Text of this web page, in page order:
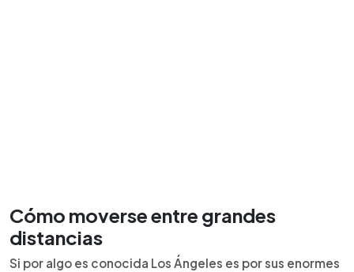
Cómo moverse entre grandes
distancias
Si por algo es conocida Los Ángeles es por sus enormes